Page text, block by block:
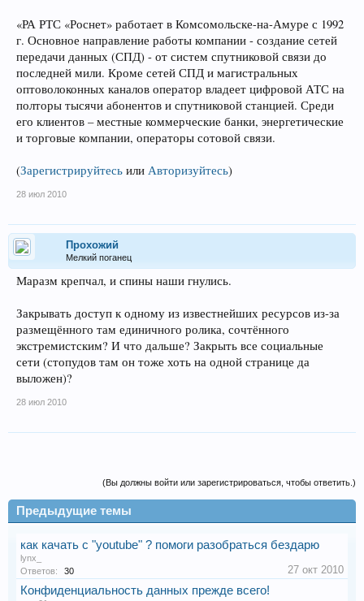
«РА РТС «Роснет» работает в Комсомольске-на-Амуре с 1992
г. Основное направление работы компании - создание сетей
передачи данных (СПД) - от систем спутниковой связи до
последней мили. Кроме сетей СПД и магистральных
оптоволоконных каналов оператор владеет цифровой АТС на
полторы тысячи абонентов и спутниковой станцией. Среди
его клиентов – местные коммерческие банки, энергетические
и торговые компании, операторы сотовой связи.
(Зарегистрируйтесь или Авторизуйтесь)
28 июл 2010
Прохожий
Мелкий поганец
Маразм крепчал, и спины наши гнулись.
Закрывать доступ к одному из известнейших ресурсов из-за
размещённого там единичного ролика, сочтённого
экстремистским? И что дальше? Закрыть все социальные
сети (стопудов там он тоже хоть на одной странице да
выложен)?
28 июл 2010
(Вы должны войти или зарегистрироваться, чтобы ответить.)
Предыдущие темы
как качать с "youtube" ? помоги разобраться бездарю
lynx_
Ответов:
30 27 окт 2010
Конфиденциальность данных прежде всего!